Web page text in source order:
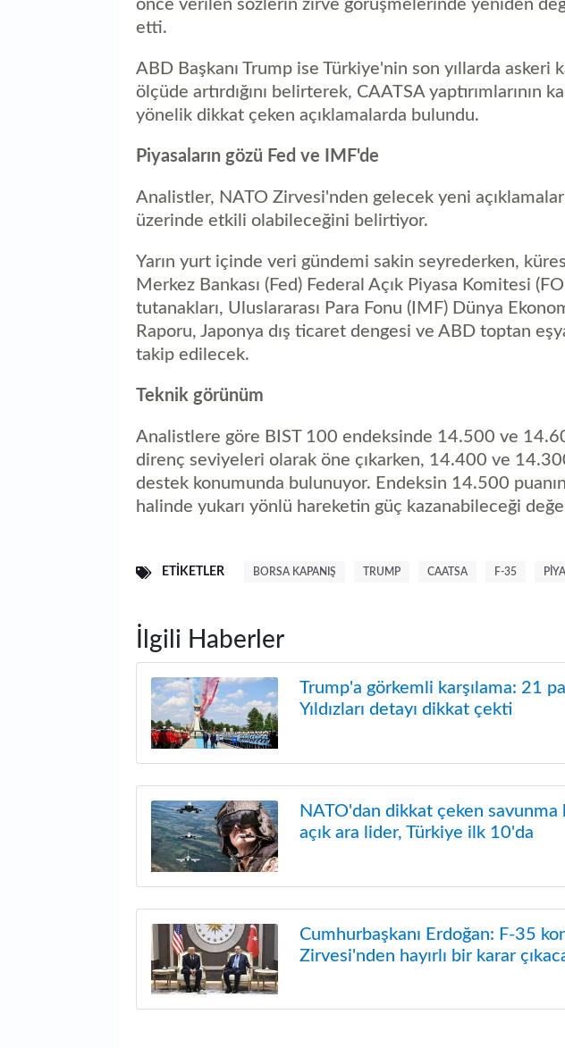
önce verilen sözlerin zirve görüşmelerinde yeniden
etti.
ABD Başkanı Trump ise Türkiye'nin son yıllarda askeri
ölçüde artırdığını belirterek, CAATSA yaptırımlarının
yönelik dikkat çeken açıklamalarda bulundu.
Piyasaların gözü Fed ve IMF'de
Analistler, NATO Zirvesi'nden gelecek yeni
üzerinde etkili olabileceğini belirtiyor.
Yarın yurt içinde veri gündemi sakin seyrederken,
Merkez Bankası (Fed) Federal Açık Piyasa Komitesi
tutanakları, Uluslararası Para Fonu (IMF) Dünya
Raporu, Japonya dış ticaret dengesi ve ABD toptan
takip edilecek.
Teknik görünüm
Analistlere göre BIST 100 endeksinde 14.500 ve
direnç seviyeleri olarak öne çıkarken, 14.400 ve
destek konumunda bulunuyor. Endeksin 14.500
halinde yukarı yönlü hareketin güç kazanabileceği
ETIKETLER BORSA KAPANIŞ TRUMP CAATSA F-35
İlgili Haberler
Trump'a görkemli karşılama: 21
Yıldızları detayı dikkat çekti
NATO'dan dikkat çeken
açık ara lider, Türkiye ilk 10'da
Cumhurbaşkanı Erdoğan: F-35
Zirvesi'nden hayırlı bir karar